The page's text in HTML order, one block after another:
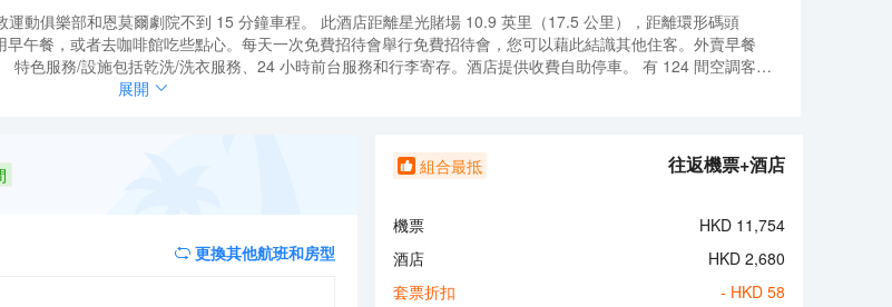
動俱樂部和恩莫爾劇院不到 15 分鐘車程。 此酒店距離星光賭場 10.9 英里（17.5 公里），距離環形碼頭
午餐，或者去咖啡館吃些點心。每天一次免費招待會舉行免費招待會，您可以藉此結識其他住客。外賣早餐
特色服務/設施包括乾洗/洗衣服務、24 小時前台服務和行李寄存。酒店提供收費自助停車。 有 124 間空調客房
淋浴設施的浴室。便利設施包括茶具/咖啡用具和熨斗/熨衣板；而且每天提供客房服務。
動俱樂部和恩莫爾劇院不到 15 分鐘車程。 此酒店距離星光賭場 10.9 英里（17.5 公里），距離環形碼頭
淋浴設施的浴室。便利設施包括茶具/咖啡用具和熨斗/熨衣板；而且每天提供客房服務。
展開
更換其他航班和房型
組合最抵 往返機票+酒店
機票 HKD 11,754
酒店
HKD 2,680
套票折扣
- HKD 58